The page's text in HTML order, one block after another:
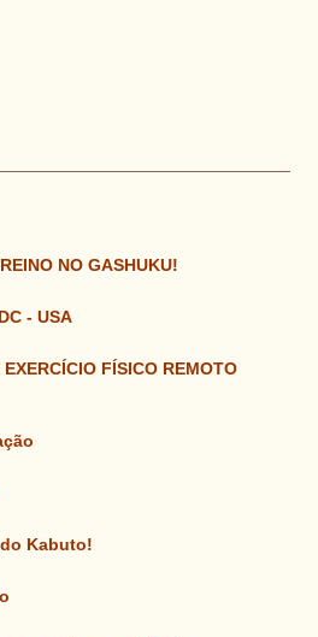
NO GASHUKU!
- USA
EXERCÍCIO FÍSICO REMOTO
Kabuto!